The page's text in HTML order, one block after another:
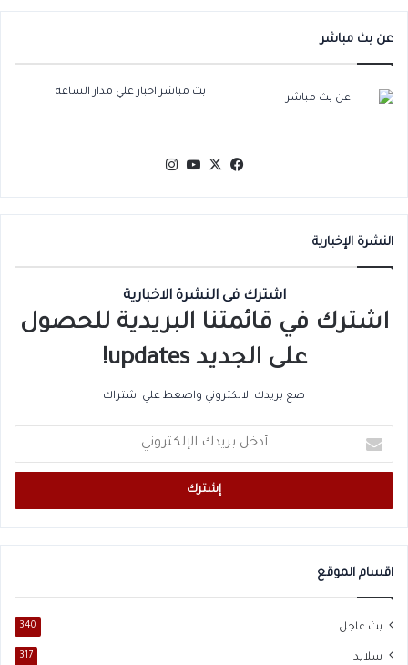
عن بث مباشر
بث مباشر اخبار علي مدار الساعة
فيسبوك
‫X
‫YouTube
النشرة الإخبارية
اشترك فى النشرة الاخبارية
اشترك في قائمتنا البريدية للحصول
على الجديد updates!
ضع بريدك الالكتروني واضغط علي اشتراك
بريدك
الإلكتروني
اقسام الموقع
بث عاجل 340
سلايد 317